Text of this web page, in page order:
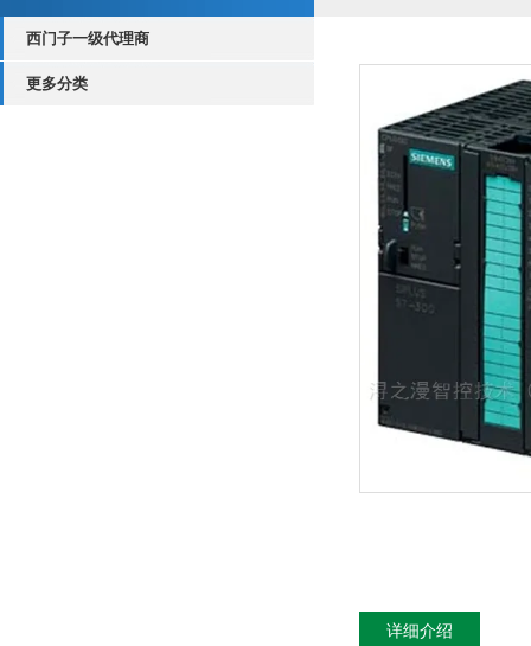
西门子一级代理商
更多分类
详细介绍